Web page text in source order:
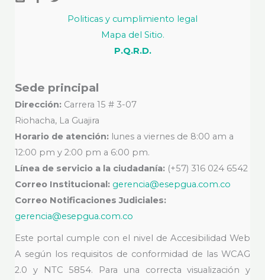
Politicas y cumplimiento legal
Mapa del Sitio.
P.Q.R.D.
Sede principal
Dirección: Carrera 15 # 3-07
Riohacha, La Guajira
Horario de atención: lunes a viernes de 8:00 am a
12:00 pm y 2:00 pm a 6:00 pm.
Línea de servicio a la ciudadanía: (+57) 316 024 6542
Correo Institucional: gerencia@esepgua.com.co
Correo Notificaciones Judiciales:
gerencia@esepgua.com.co
Este portal cumple con el nivel de Accesibilidad Web
A según los requisitos de conformidad de las WCAG
2.0 y NTC 5854. Para una correcta visualización y